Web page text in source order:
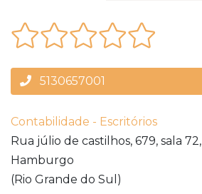
5130657001
Contabilidade - Escritórios
Rua júlio de castilhos, 679, sala 72,
Hamburgo
(Rio Grande do Sul)